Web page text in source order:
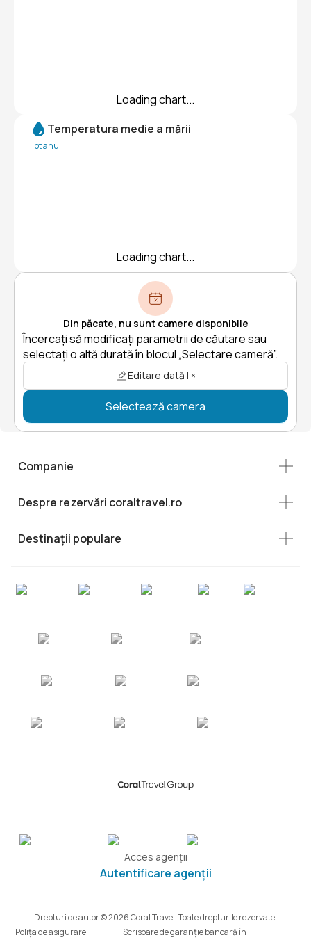
Loading chart...
Temperatura medie a mării
Tot anul
Loading chart...
Din păcate, nu sunt camere disponibile
Încercați să modificați parametrii de căutare sau
selectați o altă durată în blocul „Selectare cameră”.
Editare dată | ×
Selectează camera
Companie
Despre rezervări coraltravel.ro
Destinații populare
Acces agenții
Autentificare agenții
Drepturi de autor © 2026 Coral Travel. Toate drepturile rezervate.
Polița de asigurare
Scrisoare de garanție bancară în